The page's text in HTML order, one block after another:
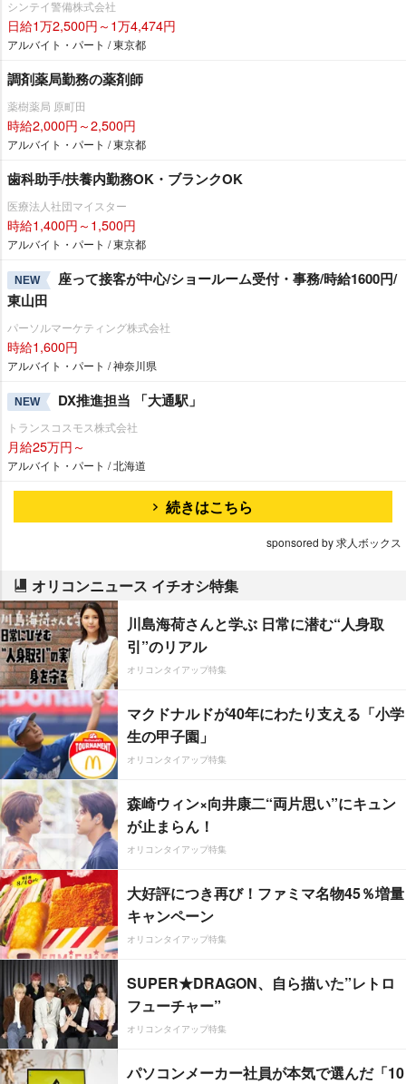
シンテイ警備株式会社
日給1万2,500円～1万4,474円
アルバイト・パート / 東京都
調剤薬局勤務の薬剤師
薬樹薬局 原町田
時給2,000円～2,500円
アルバイト・パート / 東京都
歯科助手/扶養内勤務OK・ブランクOK
医療法人社団マイスター
時給1,400円～1,500円
アルバイト・パート / 東京都
NEW
座って接客が中心/ショールーム受付・事務/時給1600円/
東山田
パーソルマーケティング株式会社
時給1,600円
アルバイト・パート / 神奈川県
NEW DX推進担当 「大通駅」
トランスコスモス株式会社
月給25万円～
アルバイト・パート / 北海道
続きはこちら
sponsored by 求人ボックス
オリコンニュース イチオシ特集
川島海荷さんと学ぶ 日常に潜む“人身取
引”のリアル
オリコンタイアップ特集
マクドナルドが40年にわたり支える「小学
生の甲子園」
オリコンタイアップ特集
森崎ウィン×向井康二“両片思い”にキュン
が止まらん！
オリコンタイアップ特集
大好評につき再び！ファミマ名物45％増量
キャンペーン
オリコンタイアップ特集
SUPER★DRAGON、自ら描いた”レトロ
フューチャー”
オリコンタイアップ特集
パソコンメーカー社員が本気で選んだ「10